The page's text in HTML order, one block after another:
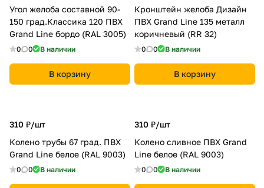
Угол желоба составной 90-
150 град.Классика 120 ПВХ
Grand Line бордо (RAL 3005)
0 0 В наличии
В корзину
Кронштейн желоба Дизайн
ПВХ Grand Line 135 металл
коричневый (RR 32)
0 0 В наличии
В корзину
310 ₽/шт
Колено трубы 67 град. ПВХ
Grand Line белое (RAL 9003)
0 0 В наличии
310 ₽/шт
Колено сливное ПВХ Grand
Line белое (RAL 9003)
0 0 В наличии